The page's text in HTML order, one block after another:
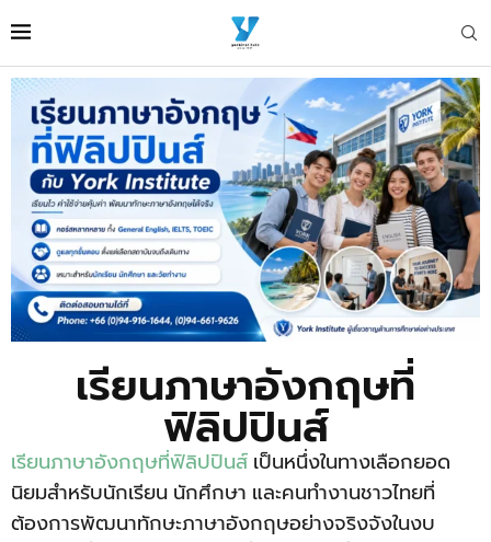
เรียนภาษาอังกฤษที่
ฟิลิปปินส์
เรียนภาษาอังกฤษที่ฟิลิปปินส์ เป็นหนึ่งในทางเลือกยอด
นิยมสำหรับนักเรียน นักศึกษา และคนทำงานชาวไทยที่
ต้องการพัฒนาทักษะภาษาอังกฤษอย่างจริงจังในงบ